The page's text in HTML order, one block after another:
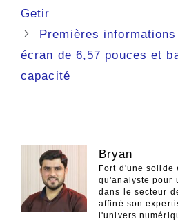
des
Getir
Premières
écran de 6,57 pouces et
capacité
Bryan
Fort d'une solide
qu'analyste pour
dans le secteur
affiné son
l'univers